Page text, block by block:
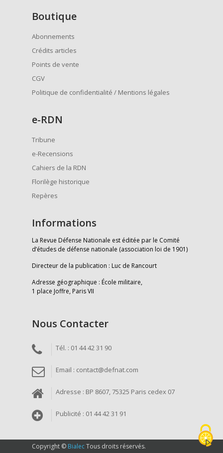
Boutique
Abonnements
Crédits articles
Points de vente
CGV
Politique de confidentialité / Mentions légales
e-RDN
Tribune
e-Recensions
Cahiers de la RDN
Florilège historique
Repères
Informations
La Revue Défense Nationale est éditée par le Comité
d’études de défense nationale (association loi de 1901)
Directeur de la publication : Luc de Rancourt
Adresse géographique : École militaire,
1 place Joffre, Paris VII
Nous Contacter
Tél. : 01 44 42 31 90
Email : contact@defnat.com
Adresse : BP 8607, 75325 Paris cedex 07
Publicité : 01 44 42 31 91
Copyright © BialecTous droits réservés.